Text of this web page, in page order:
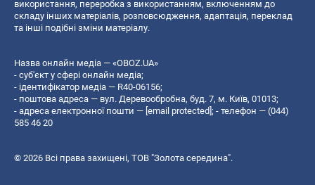
використання, переробка з використанням, включенням до
складу інших матеріалів, розповсюдження, адаптація, переклад
та інші подібні зміни матеріалу.
Назва онлайн медіа — «OBOZ.UA»
- суб'єкт у сфері онлайн медіа;
- ідентифікатор медіа — R40-06156;
- поштова адреса — вул. Деревообробна, буд. 7, м. Київ, 01013;
- адреса електронної пошти — [email protected] ; - телефон — (044)
585 46 20
© 2026 Всі права захищені, ТОВ "Золота середина".